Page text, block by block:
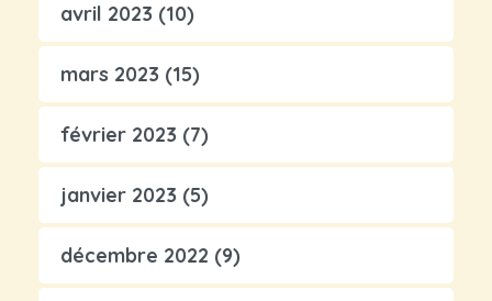
avril 2023 (10)
mars 2023 (15)
février 2023 (7)
janvier 2023 (5)
décembre 2022 (9)